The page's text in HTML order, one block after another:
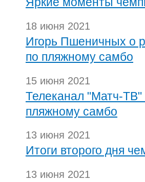
18 июня 2021
Игорь Пшеничных о
по пляжному самбо
15 июня 2021
Телеканал "Матч-
пляжному самбо
13 июня 2021
Итоги второго дня
13 июня 2021